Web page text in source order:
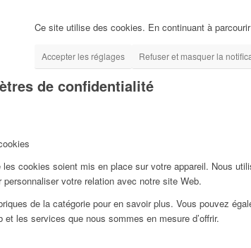
Ce site utilise des cookies. En continuant à
Accepter les réglages Refuser et masquer la
de confidentialité
les cookies soient mis en place sur votre appareil. Nous
votre relation avec notre site Web.
de la catégorie pour en savoir plus. Vous pouvez
les services que nous sommes en mesure d’offrir.